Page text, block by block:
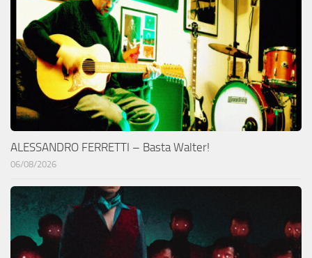
ALESSANDRO FERRETTI – Basta Walter!
06/08/2026